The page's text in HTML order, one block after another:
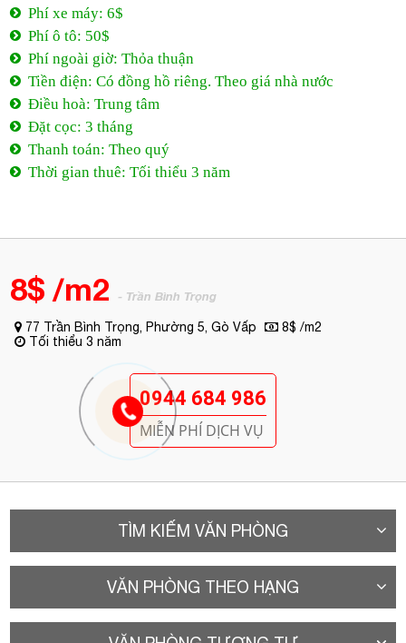
Phí xe máy: 6$
Phí ô tô: 50$
Phí ngoài giờ: Thỏa thuận
Tiền điện: Có đồng hồ riêng. Theo giá nhà nước
Điều hoà: Trung tâm
Đặt cọc: 3 tháng
Thanh toán: Theo quý
Thời gian thuê: Tối thiểu 3 năm
8$ /m2 - Trần Bình Trọng
77 Trần Bình Trọng, Phường 5, Gò Vấp
8$ /m2
Tối thiểu 3 năm
0944 684 986
MIỄN PHÍ DỊCH VỤ
TÌM KIẾM VĂN PHÒNG
VĂN PHÒNG THEO HẠNG